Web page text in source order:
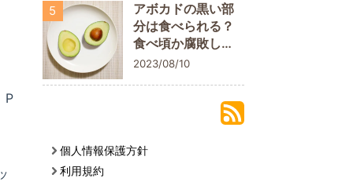
P
アボカドの黒い部
分は食べられる？
食べ頃か腐敗して
いるかの判断ポイ
2023/08/10
5
個人情報保護方針
利用規約